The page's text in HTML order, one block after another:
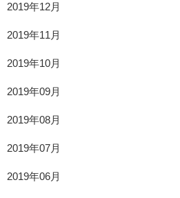
2019年12月
2019年11月
2019年10月
2019年09月
2019年08月
2019年07月
2019年06月